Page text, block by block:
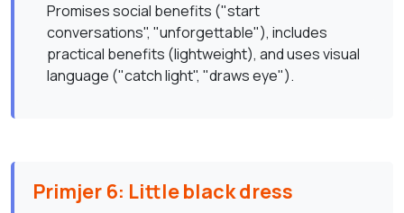
Promises social benefits ("start
conversations", "unforgettable"), includes
practical benefits (lightweight), and uses visual
language ("catch light", "draws eye").
Primjer 6: Little black dress